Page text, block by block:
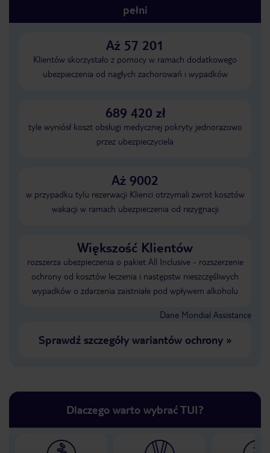
pełni
Aż 57 201
Klientów skorzystało z pomocy w ramach dodatkowego
ubezpieczenia od nagłych zachorowań i wypadków
689 420 zł
tyle wyniósł koszt obsługi medycznej pokryty jednorazowo
przez ubezpieczyciela
Aż 9002
w przypadku tylu rezerwacji Klienci otrzymali zwrot kosztów
wakacji w ramach ubezpieczenia od rezygnacji
Większość Klientów
rozszerza ubezpieczenia o pakiet All Inclusive - rozszerzenie
ochrony od kosztów leczenia i następstw nieszczęśliwych
wypadków o zdarzenia zaistniałe pod wpływem alkoholu
Dane Mondial Assistance
Sprawdź szczegóły wariantów ochrony»
Dlaczego warto wybrać TUI?